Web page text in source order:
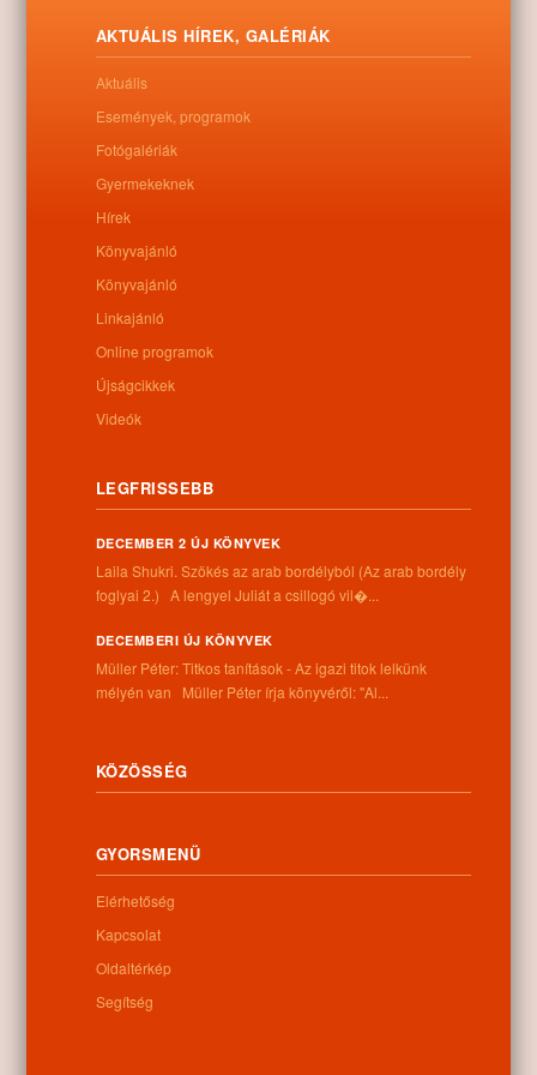
Letöltés
0
Kapcsolódó anyagok
Nem található kapcsolódó anyag
Információk
Telefon:
+36 52 206 031
Nyitva tartás:
Szerda: 9:00-12:00 13:00-16:30
Csütörtök: 9:00-12:00 13:00-16:30
Vasárnap: zárva
Hírlevél
AKTUÁLIS HÍREK, GALÉRIÁK
Aktuális
Események, programok
Fotógalériák
Gyermekeknek
Hírek
Könyvajánló
Könyvajánló
Linkajánló
Online programok
Újságcikkek
Videók
LEGFRISSEBB
DECEMBER 2 ÚJ KÖNYVEK
Laila Shukri. Szökés ​az arab bordélyból (Az arab bordély
foglyai 2.) A lengyel Juliát a csillogó vil�...
DECEMBERI ÚJ KÖNYVEK
Müller Péter: Titkos tanítások - Az igazi titok lelkünk
mélyén van Müller Péter írja könyvéről: "Al...
KÖZÖSSÉG
GYORSMENÜ
Elérhetőség
Kapcsolat
Oldaltérkép
Segítség